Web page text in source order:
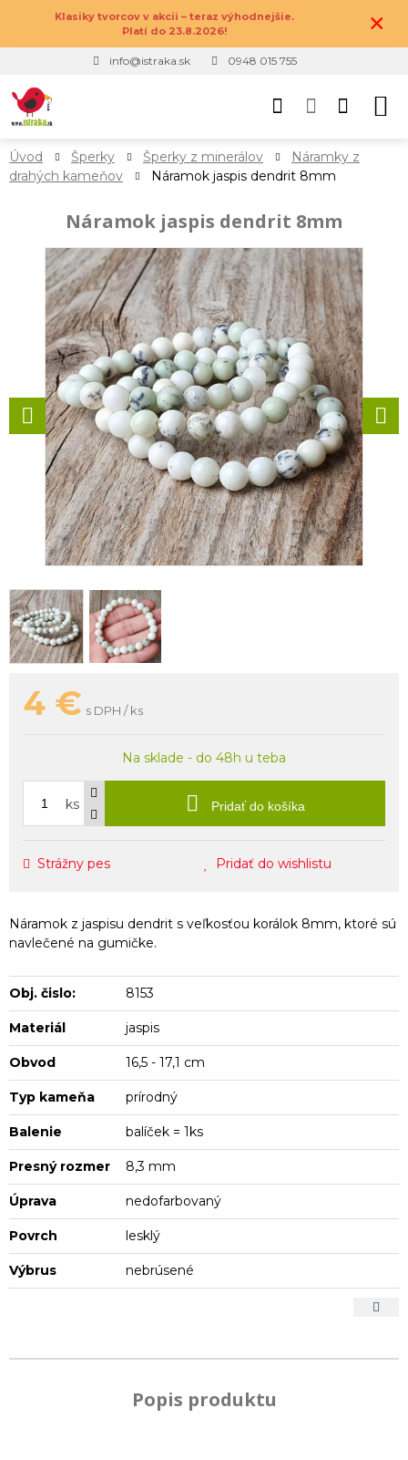
Klasiky tvorcov v akcii – teraz výhodnejšie.
Platí do 23.8.2026!
×
info@istraka.sk 0948 015 755
Úvod Šperky Šperky z minerálov
Náramky z
drahých kameňov
Náramok jaspis dendrit 8mm
Náramok jaspis dendrit 8mm
4 € s DPH / ks
Na sklade - do 48h u teba
ks Pridať do košíka
Strážny pes Pridať do wishlistu
Náramok z jaspisu dendrit s veľkosťou korálok 8mm, ktoré sú
navlečené na gumičke.
Obj. čislo: 8153
Materiál jaspis
Obvod 16,5 - 17,1 cm
Typ kameňa prírodný
Balenie balíček = 1ks
Presný rozmer 8,3 mm
Úprava nedofarbovaný
Povrch lesklý
Výbrus nebrúsené
Popis produktu